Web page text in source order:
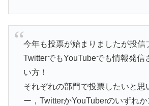
今年も投票が始まりましたが投信
TwitterでもYouTubeでも情報発信
い方！
それぞれの部門で投票したいと思
ー，TwitterかYouTuberのいずれ